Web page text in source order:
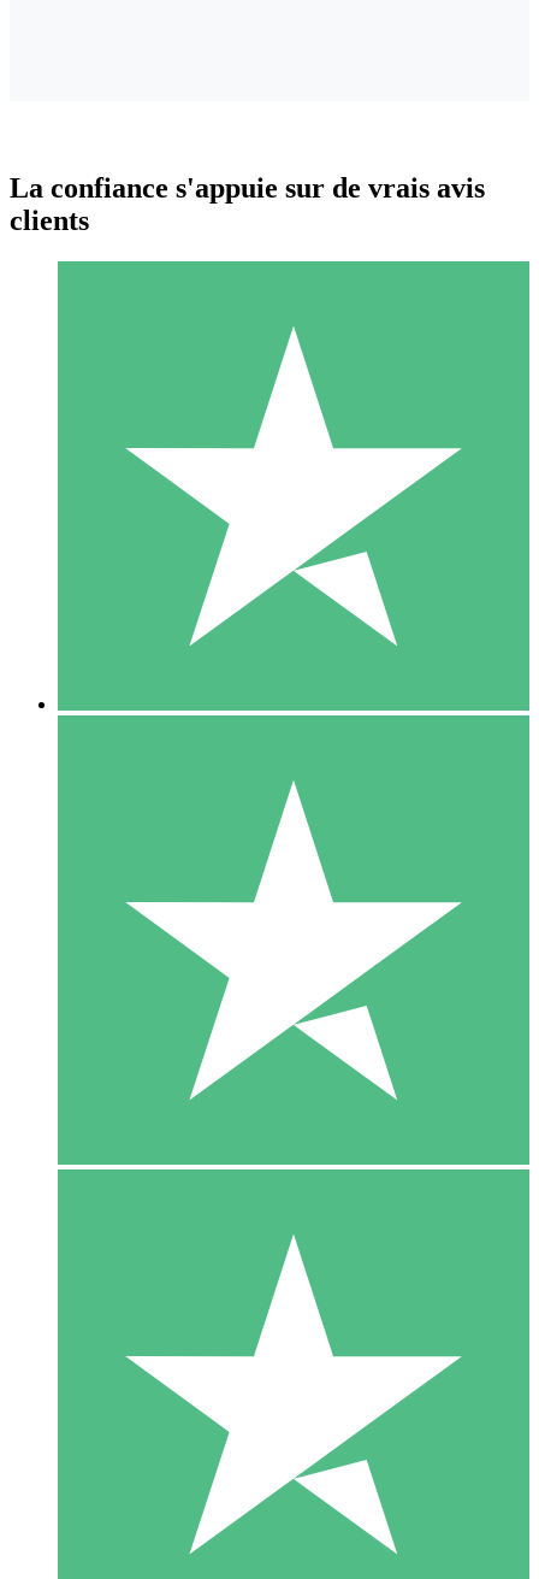
Packs de Crédits Individuels
Payez à l'utilisation avec des crédits de téléchargement. Sans
1 Téléchargement
10 00
10 Téléchargements
20 00
La confiance s'appuie sur de vrais avis
clients